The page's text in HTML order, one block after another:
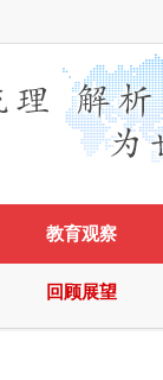
教育观察
回顾展望